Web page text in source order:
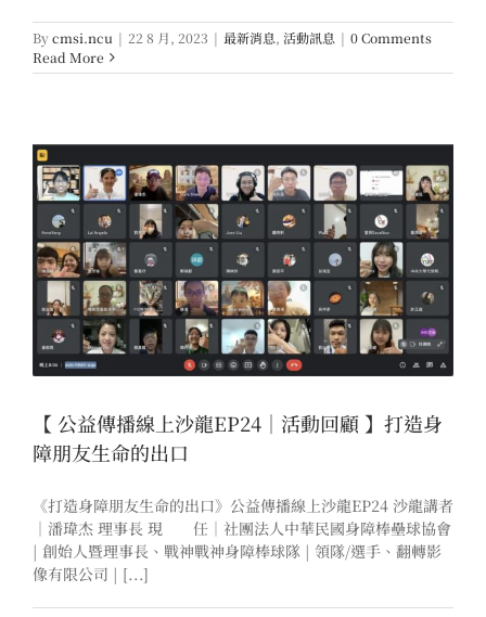
Bycmsi.ncu | 22 8 月, 2023 | 最新消息, 活動訊息 | 0 Comments
Read More
【 公益傳播線上沙龍EP24｜活動回顧 】打造身
障朋友生命的出口
《打造身障朋友生命的出口》公益傳播線上沙龍EP24 沙龍講者
｜潘瑋杰 理事長 現 任｜社團法人中華民國身障棒壘球協會
| 創始人暨理事長、戰神戰神身障棒球隊 | 領隊/選手、翻轉影
像有限公司 | [...]